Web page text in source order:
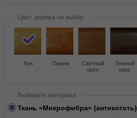
Цвет дерева на выбор
Бук Оранж
Светлый
орех
Темный
орех
Выберите материал
Ткань «Микрофибра» (антикоготь)